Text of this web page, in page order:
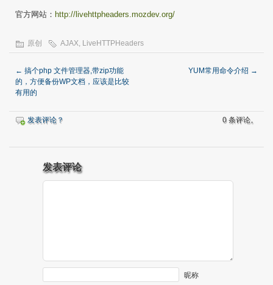
官方网站： http://livehttpheaders.mozdev.org/
原创 AJAX, LiveHTTPHeaders
← 搞个php 文件管理器,带zip功能
的，方便备份WP文档，应该是比较
有用的
YUM常用命令介绍 →
发表评论？ 0 条评论。
发表评论
昵称